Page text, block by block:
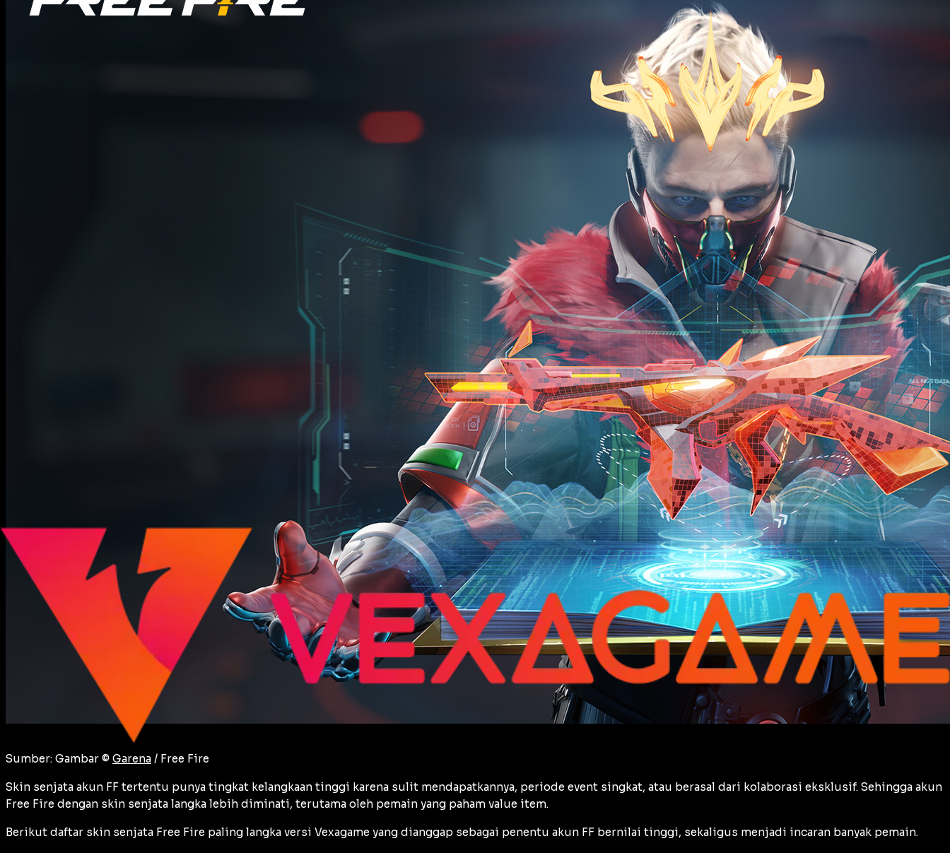
Sumber: Gambar © Garena / Free Fire
Skin senjata akun FF tertentu punya tingkat kelangkaan tinggi karena sulit mendapatkannya, periode event singkat, atau berasal dari kolaborasi eksklusif. Sehingga akun
Free Fire dengan skin senjata langka lebih diminati, terutama oleh pemain yang paham value item.
Berikut daftar skin senjata Free Fire paling langka versi Vexagame yang dianggap sebagai penentu akun FF bernilai tinggi, sekaligus menjadi incaran banyak pemain.